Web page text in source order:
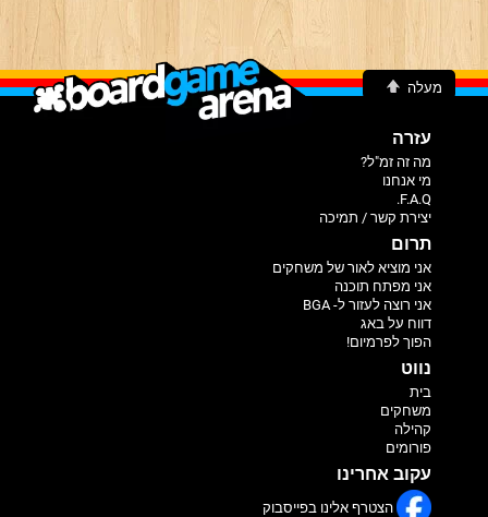
מעלה
עזרה
מה זה זמ"ל?
מי אנחנו
F.A.Q.
יצירת קשר / תמיכה
תרום
אני מוציא לאור של משחקים
אני מפתח תוכנה
אני רוצה לעזור ל- BGA
דווח על באג
הפוך לפרמיום!
נווט
בית
משחקים
קהילה
פורומים
עקוב אחרינו
הצטרף אלינו בפייסבוק